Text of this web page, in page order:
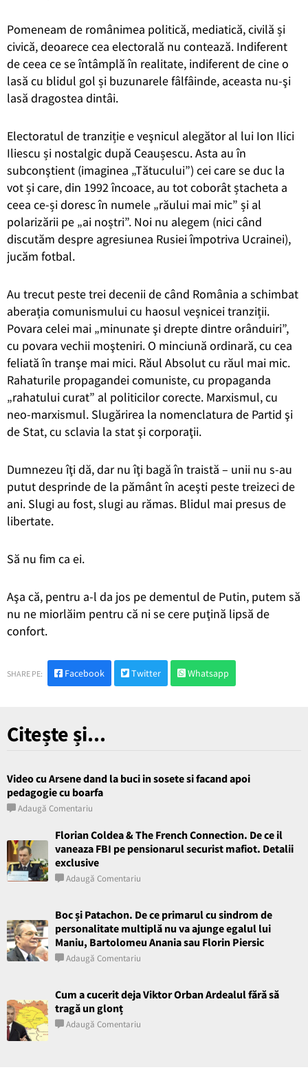
Pomeneam de românimea politică, mediatică, civilă și
civică, deoarece cea electorală nu contează. Indiferent
de ceea ce se întâmplă în realitate, indiferent de cine o
lasă cu blidul gol și buzunarele fâlfâinde, aceasta nu-şi
lasă dragostea dintâi.
Electoratul de tranziție e veşnicul alegător al lui Ion Ilici
Iliescu și nostalgic după Ceaușescu. Asta au în
subconştient (imaginea „Tătucului”) cei care se duc la
vot și care, din 1992 încoace, au tot coborât ștacheta a
ceea ce-și doresc în numele „răului mai mic” și al
polarizării pe „ai noștri”. Noi nu alegem (nici când
discutăm despre agresiunea Rusiei împotriva Ucrainei),
jucăm fotbal.
Au trecut peste trei decenii de când România a schimbat
aberația comunismului cu haosul veşnicei tranziții.
Povara celei mai „minunate şi drepte dintre orânduiri”,
cu povara vechii moşteniri. O minciună ordinară, cu cea
feliată în tranşe mai mici. Răul Absolut cu răul mai mic.
Rahaturile propagandei comuniste, cu propaganda
„rahatului curat” al politicilor corecte. Marxismul, cu
neo-marxismul. Slugărirea la nomenclatura de Partid şi
de Stat, cu sclavia la stat şi corporaţii.
Dumnezeu îţi dă, dar nu îţi bagă în traistă – unii nu s-au
putut desprinde de la pământ în aceşti peste treizeci de
ani. Slugi au fost, slugi au rămas. Blidul mai presus de
libertate.
Să nu fim ca ei.
Aşa că, pentru a-l da jos pe dementul de Putin, putem să
nu ne miorlăim pentru că ni se cere puţină lipsă de
confort.
SHARE PE: Facebook Twitter Whatsapp
Citește și...
Video cu Arsene dand la buci in sosete si facand apoi
pedagogie cu boarfa
Adaugă Comentariu
Florian Coldea & The French Connection. De ce il
vaneaza FBI pe pensionarul securist mafiot. Detalii
exclusive
Adaugă Comentariu
Boc și Patachon. De ce primarul cu sindrom de
personalitate multiplă nu va ajunge egalul lui
Maniu, Bartolomeu Anania sau Florin Piersic
Adaugă Comentariu
Cum a cucerit deja Viktor Orban Ardealul fără să
tragă un glonț
Adaugă Comentariu